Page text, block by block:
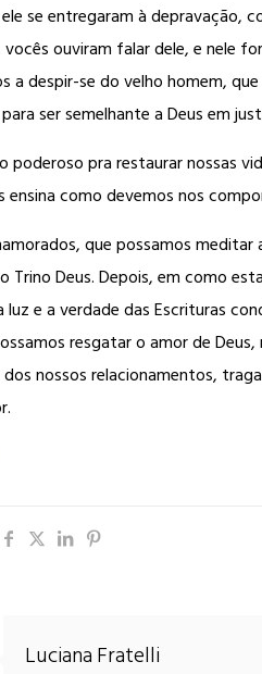
se entregaram à depravação,
ouviram falar dele, e nele
a despir-se do velho homem,
ser semelhante a Deus em
poderoso pra restaurar nossas
ensina como devemos nos
que possamos meditar
Trino Deus. Depois, em como
e a verdade das Escrituras
resgatar o amor de
nossos relacionamentos,
Luciana Fratelli